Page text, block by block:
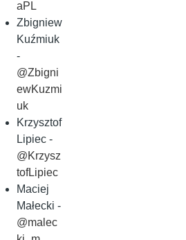
aPL
Zbigniew
Kuźmiuk
-
@Zbigni
ewKuzmi
uk
Krzysztof
Lipiec -
@Krzysz
tofLipiec
Maciej
Małecki -
@malec